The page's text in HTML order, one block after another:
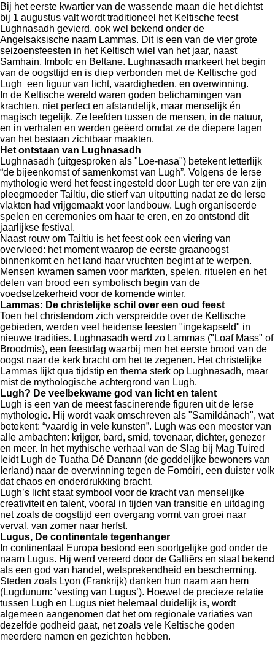
Bij het eerste kwartier van de wassende maan die het dichtst
bij 1 augustus valt wordt traditioneel het Keltische feest
Lughnasadh gevierd, ook wel bekend onder de
Angelsaksische naam Lammas. Dit is een van de vier grote
seizoensfeesten in het Keltisch wiel van het jaar, naast
Samhain, Imbolc en Beltane. Lughnasadh markeert het begin
van de oogsttijd en is diep verbonden met de Keltische god
Lugh een figuur van licht, vaardigheden, en overwinning.
In de Keltische wereld waren goden belichamingen van
krachten, niet perfect en afstandelijk, maar menselijk én
magisch tegelijk. Ze leefden tussen de mensen, in de natuur,
en in verhalen en werden geëerd omdat ze de diepere lagen
van het bestaan zichtbaar maakten.
Het ontstaan van Lughnasadh
Lughnasadh (uitgesproken als "Loe-nasa") betekent letterlijk
“de bijeenkomst of samenkomst van Lugh”. Volgens de Ierse
mythologie werd het feest ingesteld door Lugh ter ere van zijn
pleegmoeder Tailtiu, die stierf van uitputting nadat ze de Ierse
vlakten had vrijgemaakt voor landbouw. Lugh organiseerde
spelen en ceremonies om haar te eren, en zo ontstond dit
jaarlijkse festival.
Naast rouw om Tailtiu is het feest ook een viering van
overvloed: het moment waarop de eerste graanoogst
binnenkomt en het land haar vruchten begint af te werpen.
Mensen kwamen samen voor markten, spelen, rituelen en het
delen van brood een symbolisch begin van de
voedselzekerheid voor de komende winter.
Lammas: De christelijke schil over een oud feest
Toen het christendom zich verspreidde over de Keltische
gebieden, werden veel heidense feesten "ingekapseld" in
nieuwe tradities. Lughnasadh werd zo Lammas ("Loaf Mass" of
Broodmis), een feestdag waarbij men het eerste brood van de
oogst naar de kerk bracht om het te zegenen. Het christelijke
Lammas lijkt qua tijdstip en thema sterk op Lughnasadh, maar
mist de mythologische achtergrond van Lugh.
Lugh? De veelbekwame god van licht en talent
Lugh is een van de meest fascinerende figuren uit de Ierse
mythologie. Hij wordt vaak omschreven als "Samildánach", wat
betekent: “vaardig in vele kunsten”. Lugh was een meester van
alle ambachten: krijger, bard, smid, tovenaar, dichter, genezer
en meer. In het mythische verhaal van de Slag bij Mag Tuired
leidt Lugh de Tuatha Dé Danann (de goddelijke bewoners van
Ierland) naar de overwinning tegen de Fomóiri, een duister volk
dat chaos en onderdrukking bracht.
Lugh’s licht staat symbool voor de kracht van menselijke
creativiteit en talent, vooral in tijden van transitie en uitdaging
net zoals de oogsttijd een overgang vormt van groei naar
verval, van zomer naar herfst.
Lugus, De continentale tegenhanger
In continentaal Europa bestond een soortgelijke god onder de
naam Lugus. Hij werd vereerd door de Galliërs en staat bekend
als een god van handel, welsprekendheid en bescherming.
Steden zoals Lyon (Frankrijk) danken hun naam aan hem
(Lugdunum: ‘vesting van Lugus’). Hoewel de precieze relatie
tussen Lugh en Lugus niet helemaal duidelijk is, wordt
algemeen aangenomen dat het om regionale variaties van
dezelfde godheid gaat, net zoals vele Keltische goden
meerdere namen en gezichten hebben.